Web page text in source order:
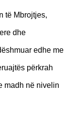
të Mbrojtjes,
dhe
edhe me
përkrah
madh në nivelin